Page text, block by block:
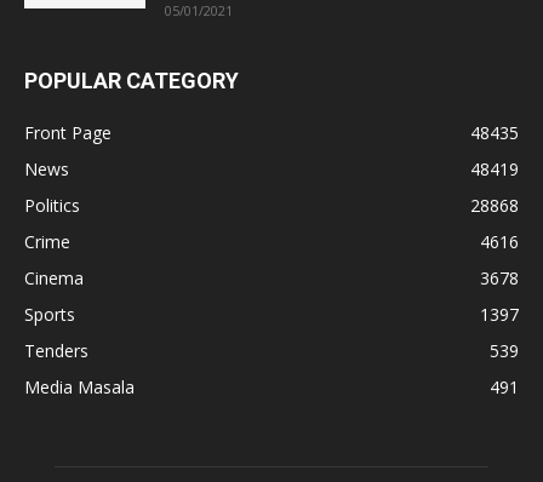
05/01/2021
POPULAR CATEGORY
Front Page
48435
News
48419
Politics
28868
Crime
4616
Cinema
3678
Sports
1397
Tenders
539
Media Masala
491